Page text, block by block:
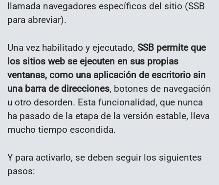
llamada navegadores específicos del sitio (SSB
para abreviar).
Una vez habilitado y ejecutado, SSB permite que
los sitios web se ejecuten en sus propias
ventanas, como una aplicación de escritorio sin
una barra de direcciones, botones de navegación
u otro desorden. Esta funcionalidad, que nunca
ha pasado de la etapa de la versión estable, lleva
mucho tiempo escondida.
Y para activarlo, se deben seguir los siguientes
pasos: